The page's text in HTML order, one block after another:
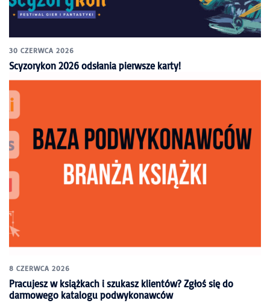
30 CZERWCA 2026
Scyzorykon 2026 odsłania pierwsze karty!
8 CZERWCA 2026
Pracujesz w książkach i szukasz klientów? Zgłoś się do
darmowego katalogu podwykonawców